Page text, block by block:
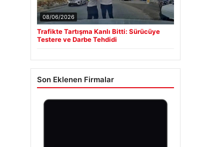
08/06/2026
Trafikte Tartışma Kanlı Bitti: Sürücüye
Testere ve Darbe Tehdidi
Son Eklenen Firmalar